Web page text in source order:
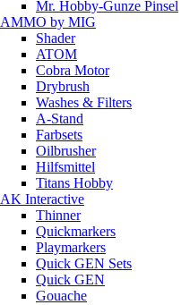
Mr. Hobby-Gunze Pinsel
AMMO by MIG
Shader
ATOM
Cobra Motor
Drybrush
Washes & Filters
A-Stand
Farbsets
Oilbrusher
Hilfsmittel
Titans Hobby
AK Interactive
Thinner
Quickmarkers
Playmarkers
Quick GEN Sets
Quick GEN
Gouache